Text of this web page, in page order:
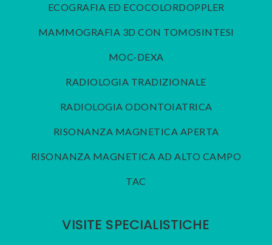
ECOGRAFIA ED ECOCOLORDOPPLER
MAMMOGRAFIA 3D CON TOMOSINTESI
MOC-DEXA
RADIOLOGIA TRADIZIONALE
RADIOLOGIA ODONTOIATRICA
RISONANZA MAGNETICA APERTA
RISONANZA MAGNETICA AD ALTO CAMPO
TAC
VISITE SPECIALISTICHE